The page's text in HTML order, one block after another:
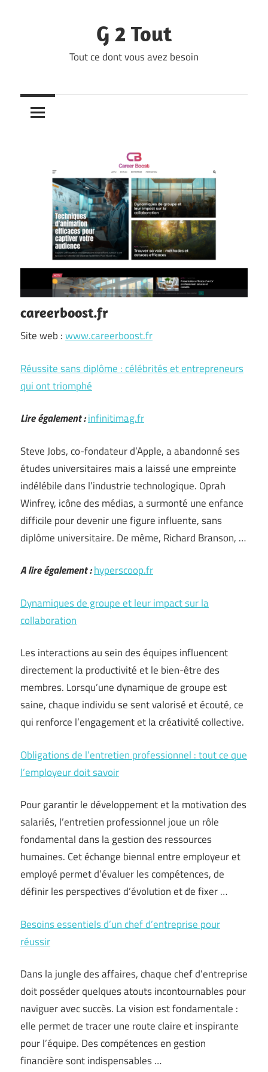
G 2 Tout
Tout ce dont vous avez besoin
careerboost.fr
Site web :www.careerboost.fr
Réussite sans diplôme : célébrités et entrepreneurs
qui ont triomphé
Lire également :infinitimag.fr
Steve Jobs, co-fondateur d’Apple, a abandonné ses
études universitaires mais a laissé une empreinte
indélébile dans l’industrie technologique. Oprah
Winfrey, icône des médias, a surmonté une enfance
difficile pour devenir une figure influente, sans
diplôme universitaire. De même, Richard Branson, …
A lire également :hyperscoop.fr
Dynamiques de groupe et leur impact sur la
collaboration
Les interactions au sein des équipes influencent
directement la productivité et le bien-être des
membres. Lorsqu’une dynamique de groupe est
saine, chaque individu se sent valorisé et écouté, ce
qui renforce l’engagement et la créativité collective.
Obligations de l’entretien professionnel : tout ce que
l’employeur doit savoir
Pour garantir le développement et la motivation des
salariés, l’entretien professionnel joue un rôle
fondamental dans la gestion des ressources
humaines. Cet échange biennal entre employeur et
employé permet d’évaluer les compétences, de
définir les perspectives d’évolution et de fixer …
Besoins essentiels d’un chef d’entreprise pour
réussir
Dans la jungle des affaires, chaque chef d’entreprise
doit posséder quelques atouts incontournables pour
naviguer avec succès. La vision est fondamentale :
elle permet de tracer une route claire et inspirante
pour l’équipe. Des compétences en gestion
financière sont indispensables …